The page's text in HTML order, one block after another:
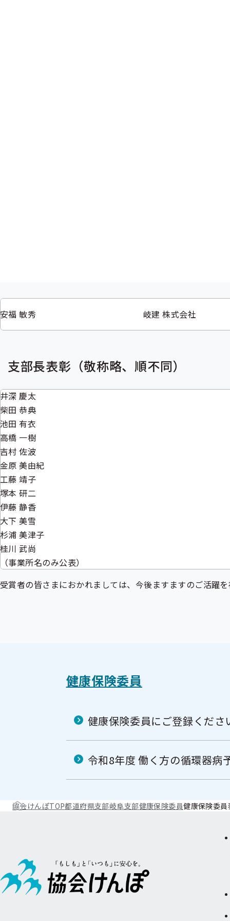
協会けんぽでは、健康保険事業等の推進についてご協力い
令和7年度 健康保険委員表彰者
安福 敏秀 岐建 株式会社
支部長表彰（敬称略、順不同）
井深 慶太
柴田 恭典
池田 有衣
高橋 一樹
吉村 佐波
金原 美由紀
工藤 靖子
塚本 研二
伊藤 静香
大下 美雪
杉浦 美津子
桂川 武尚
（事業所名のみ公表）
受賞者の皆さまにおかれましては、今後ますますのご活躍を
健康保険委員
健康保険委員にご登録くださ
令和8年度 働く方の循環器病
協会けんぽTOP都道府県支部岐阜支部健康保険委員健康保険委員